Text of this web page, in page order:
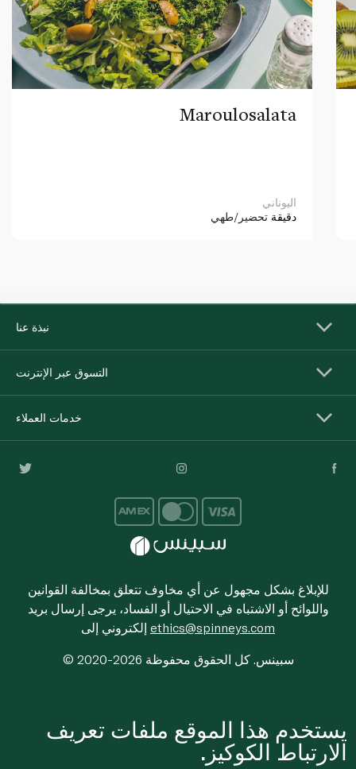
Maroulosalata
اليوناني
دقيقة تحضير/طهي
نبذة عنا
التسوق عبر الإنترنت
خدمات العملاء
للإبلاغ بشكل مجهول عن أي مخاوف تتعلق بمخالفة القوانين
واللوائح أو الاشتباه في الاحتيال أو الفساد، يرجى إرسال بريد
ethics@spinneys.com
© 2020-2026 سبينس. كل الحقوق محفوظة
يستخدم هذا الموقع ملفات تعريف
الارتباط الكوكيز.